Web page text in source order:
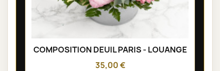
COMPOSITION DEUIL PARIS - LOUANGE
35,00 €